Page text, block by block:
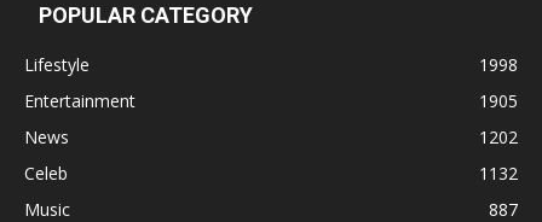
POPULAR CATEGORY
Lifestyle
1998
Entertainment
1905
News
1202
Celeb
1132
Music
887